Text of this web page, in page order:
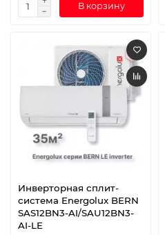
В корзину
Инверторная сплит-
система Energolux BERN
SAS12BN3-AI/SAU12BN3-
AI-LE